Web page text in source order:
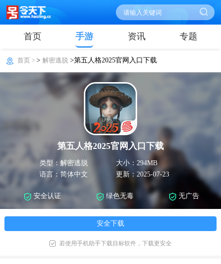
首页 手游 资讯 专题
首页 >>解密逃脱 >第五人格2025官网入口下载
第五人格2025官网入口下载
类型：解密逃脱
大小：294MB
语言：简体中文
更新：2025-07-23
安全认证 绿色无毒 无广告
安全下载
若使用手机助手下载目标软件，下载更安全